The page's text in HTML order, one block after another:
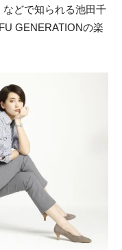
どで知られる池田千
GENERATIONの楽